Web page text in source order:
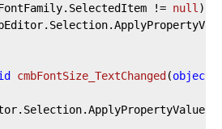
!= null )
cmbFontSize_TextChanged(object